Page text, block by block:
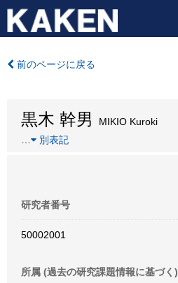
前のページに戻る
黒木 幹男 MIKIO Kuroki
別表記
研究者番号
50002001
所属 (過去の研究課題情報に基づく)